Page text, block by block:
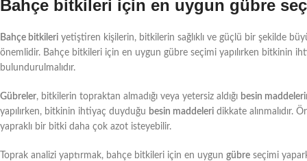
Bahçe bitkileri için en uygun gübre
Bahçe bitkileri yetiştiren kişilerin, bitkilerin sağlıklı ve güçlü bir şekilde
önemlidir. Bahçe bitkileri için en uygun gübre seçimi yapılırken bitkinin
bulundurulmalıdır.
Gübreler, bitkilerin topraktan almadığı veya yetersiz aldığı besin
yapılırken, bitkinin ihtiyaç duyduğu besin maddeleri dikkate alınmalıdır.
yapraklı bir bitki daha çok azot isteyebilir.
Toprak analizi yaptırmak, bahçe bitkileri için en uygun gübre seçimi